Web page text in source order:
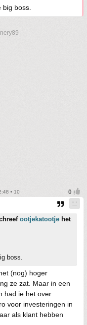
boss.
• 10
ootjekatootje het
boss.
(nog) hoger
ze zat. Maar in een
had ie het over
voor investeringen in
als klant hebben